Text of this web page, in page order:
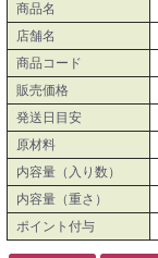
商品名
店舗名
商品コード
販売価格
発送日目安
原材料
内容量（入り数）
内容量（重さ）
ポイント付与